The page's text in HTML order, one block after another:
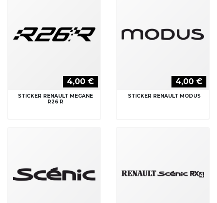
4,00 €
STICKER RENAULT MEGANE
R26 R
4,00 €
STICKER RENAULT MODUS